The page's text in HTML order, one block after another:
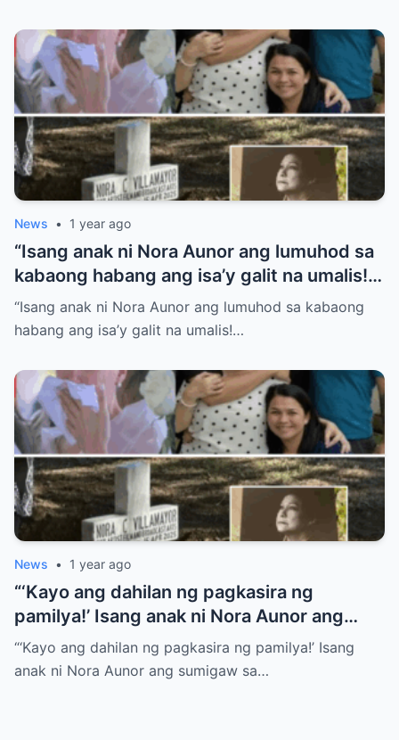
News • 1 year ago
“Isang anak ni Nora Aunor ang lumuhod sa
kabaong habang ang isa’y galit na umalis!
Anong sikreto ang bumalot sa pamilya
Aunor na ngayon lang isiniwalat?”
“Isang anak ni Nora Aunor ang lumuhod sa kabaong
habang ang isa’y galit na umalis!…
News • 1 year ago
“‘Kayo ang dahilan ng pagkasira ng
pamilya!’ Isang anak ni Nora Aunor ang
sumigaw sa gitna ng lamay! Ano ang
tumulak sa kanya para gawin ito?
“‘Kayo ang dahilan ng pagkasira ng pamilya!’ Isang
anak ni Nora Aunor ang sumigaw sa…